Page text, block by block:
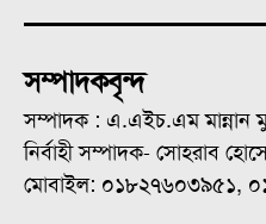
সম্পাদকবৃন্দ
সম্পাদক : এ.এইচ.এম মান্নান
নির্বাহী সম্পাদক- সোহরাব
মোবাইল: ০১৮২৭৬০৩৯৫১,